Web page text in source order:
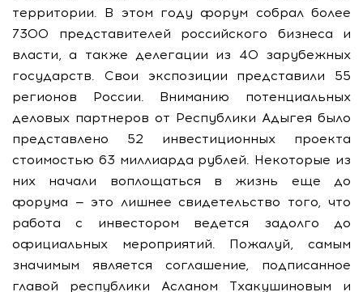
территории. В этом году форум собрал более
7300 представителей российского бизнеса и
власти, а также делегации из 40 зарубежных
государств. Свои экспозиции представили 55
регионов России. Вниманию потенциальных
деловых партнеров от Республики Адыгея было
представлено 52 инвестиционных проекта
стоимостью 63 миллиарда рублей. Некоторые из
них начали воплощаться в жизнь еще до
форума — это лишнее свидетельство того, что
работа с инвестором ведется задолго до
официальных мероприятий. Пожалуй, самым
значимым является соглашение, подписанное
главой республики Асланом Тхакушиновым и